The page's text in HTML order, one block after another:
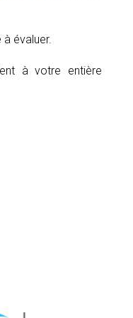
évaluer.
à votre entière